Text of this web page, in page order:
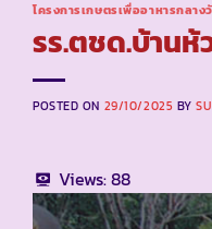
โครงการเกษตรเพื่ออาหารกลาง
รร.ตชด.บ้านห้
POSTED ON 29/10/2025 BY
Views:88